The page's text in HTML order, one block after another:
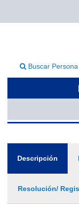
Buscar Persona
Descripción
Resolución/